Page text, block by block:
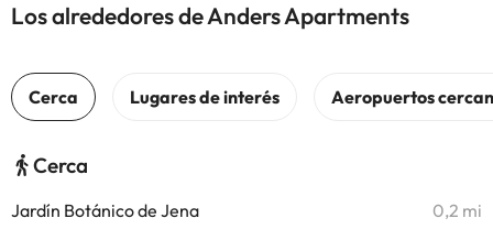
Los alrededores de Anders Apartments
Cerca
Jardín Botánico de Jena 0,2 mi